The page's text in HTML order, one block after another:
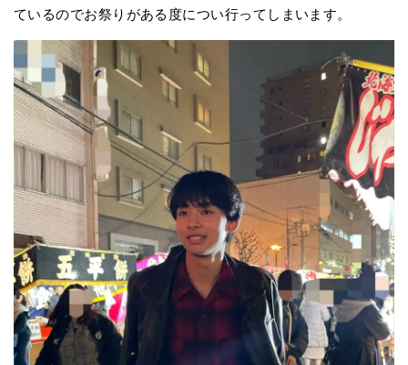
ているのでお祭りがある度につい行ってしまいます。